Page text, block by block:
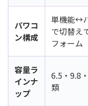
パワコ
ン構成
単機能↔
で切替え
フォーム
容量ラ
インナ
ップ
6.5・9.8
類